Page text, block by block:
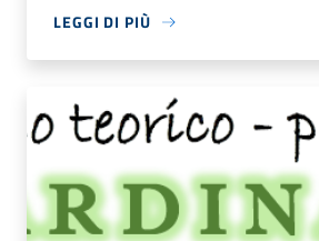
LEGGI DI PIÙ